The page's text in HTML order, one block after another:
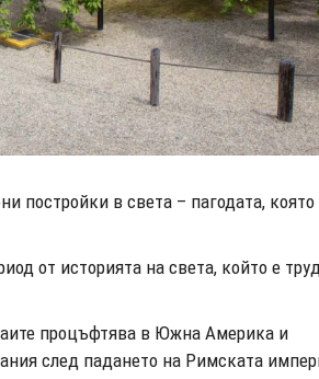
постройки в света – пагодата,
от историята на света, който е
процъфтява в Южна Америка и
след падането на Римската